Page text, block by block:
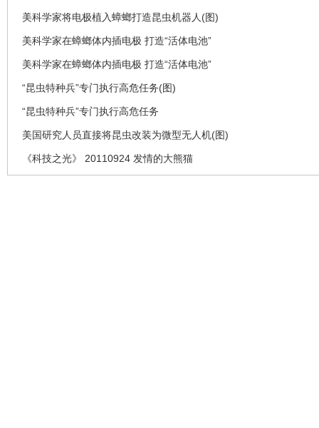
美科学家将电极植入蟑螂打造昆虫机器人(图)
美科学家在蟑螂体内插电极 打造“活体电池”
美科学家在蟑螂体内插电极 打造“活体电池”
“昆虫特种兵”专门执行高危任务(图)
“昆虫特种兵”专门执行高危任务
美国研究人员直接将昆虫改装为微型无人机(图)
《科技之光》 20110924 发情的大熊猫